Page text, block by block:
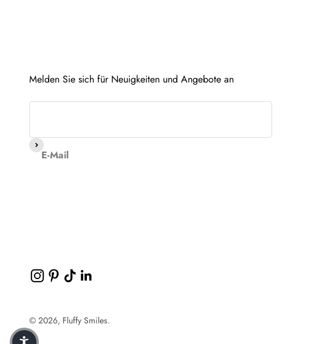
Melden Sie sich für Neuigkeiten und Angebote an
E-Mail
Abonnieren
© 2026, Fluffy Smiles.